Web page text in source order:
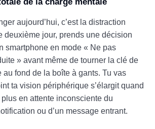
aujourd’hui, c’est la distraction
deuxième jour, prends une décision
smartphone en mode « Ne pas
» avant même de tourner la clé de
au fond de la boîte à gants. Tu vas
ta vision périphérique s’élargit quand
plus en attente inconsciente du
ou d’un message entrant.